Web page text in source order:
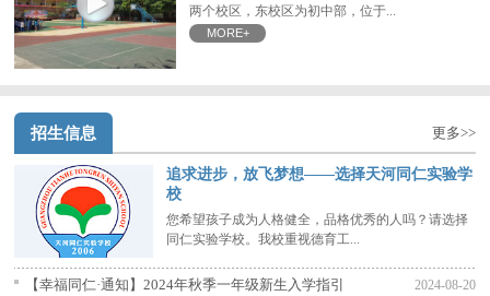
两个校区，东校区为初中部，位于...
MORE+
招生信息 更多>>
追求进步，放飞梦想——选择天河同仁实验学
校
您希望孩子成为人格健全，品格优秀的人吗？请选择
同仁实验学校。我校重视德育工...
【幸福同仁·通知】2024年秋季一年级新生入学指引 2024-08-20